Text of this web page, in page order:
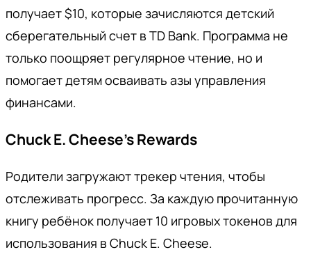
получает $10, которые зачисляются детский
сберегательный счет в TD Bank. Программа не
только поощряет регулярное чтение, но и
помогает детям осваивать азы управления
финансами.
Chuck E. Cheese’s Rewards
Родители загружают трекер чтения, чтобы
отслеживать прогресс. За каждую прочитанную
книгу ребёнок получает 10 игровых токенов для
использования в Chuck E. Cheese.